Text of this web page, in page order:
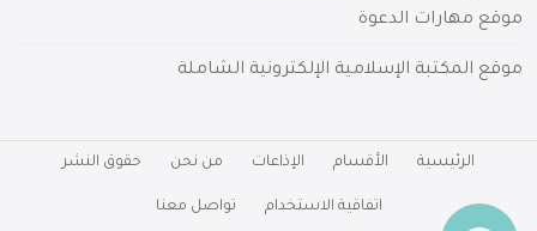
موقع مهارات الدعوة
موقع المكتبة الإسلامية الإلكترونية الشاملة
الرئيسية الأقسام الإذاعات من نحن حقوق النشر
اتفاقية الاستخدام تواصل معنا